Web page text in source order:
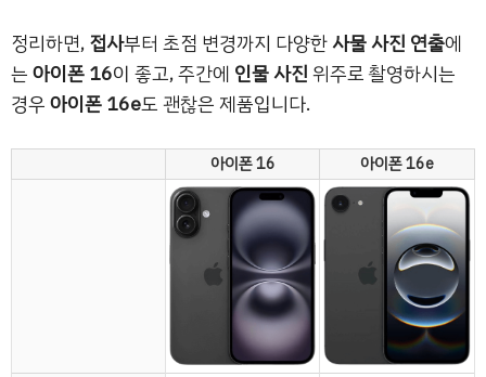
정리하면,접사부터 초점 변경까지 다양한사물 사진 연출에
는아이폰 16이 좋고, 주간에 인물 사진위주로 촬영하시는
경우아이폰 16e도 괜찮은 제품입니다.
아이폰 16 아이폰 16e